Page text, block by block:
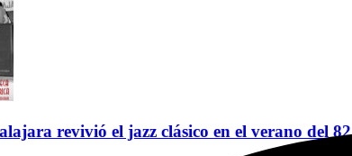
revivió el jazz clásico en el verano del 82